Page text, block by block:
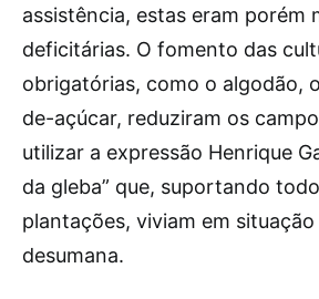
assistência, estas eram porém
deficitárias. O fomento das
obrigatórias, como o algodão,
de-açúcar, reduziram os
utilizar a expressão Henrique
da gleba” que, suportando
plantações, viviam em
desumana.